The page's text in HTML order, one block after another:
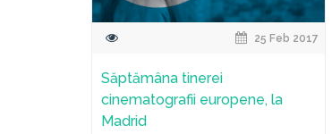
25 Feb 2017
Săptămâna tinerei
cinematografii europene, la
Madrid